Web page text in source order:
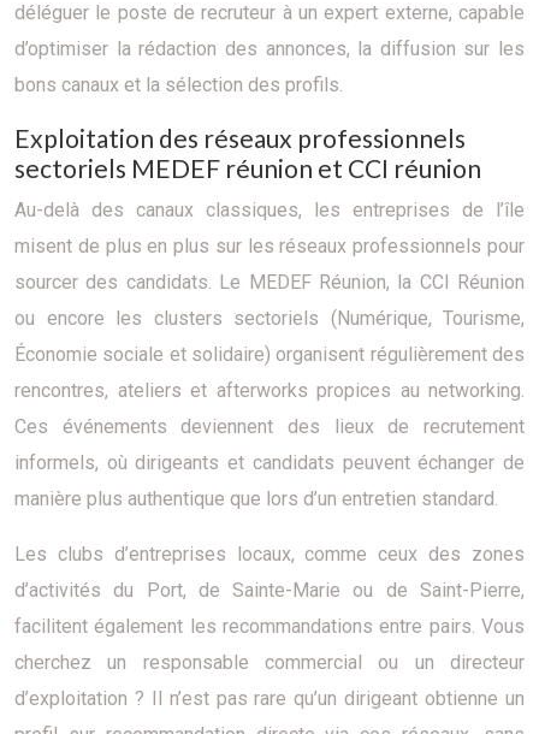
déléguer le poste de recruteur à un expert externe, capable
d’optimiser la rédaction des annonces, la diffusion sur les
bons canaux et la sélection des profils.
Exploitation des réseaux professionnels
sectoriels MEDEF réunion et CCI réunion
Au-delà des canaux classiques, les entreprises de l’île
misent de plus en plus sur les réseaux professionnels pour
sourcer des candidats. Le MEDEF Réunion, la CCI Réunion
ou encore les clusters sectoriels (Numérique, Tourisme,
Économie sociale et solidaire) organisent régulièrement des
rencontres, ateliers et afterworks propices au networking.
Ces événements deviennent des lieux de recrutement
informels, où dirigeants et candidats peuvent échanger de
manière plus authentique que lors d’un entretien standard.
Les clubs d’entreprises locaux, comme ceux des zones
d’activités du Port, de Sainte-Marie ou de Saint-Pierre,
facilitent également les recommandations entre pairs. Vous
cherchez un responsable commercial ou un directeur
d’exploitation ? Il n’est pas rare qu’un dirigeant obtienne un